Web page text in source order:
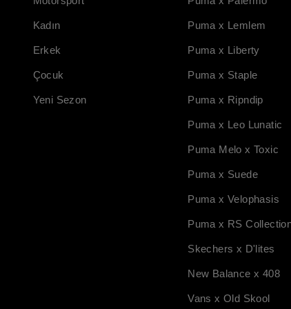
Kadın
Erkek
Çocuk
Yeni Sezon
Puma x Lemlem
Puma x Liberty
Puma x Staple
Puma x Ripndip
Puma x Leo Lunatic
Puma Melo x Toxic
Puma x Suede
Puma x Velophasis
Puma x RS
Skechers x D'lites
New Balance x 408
Vans x Old Skool